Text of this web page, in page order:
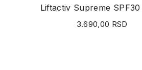
3.690,00 RSD